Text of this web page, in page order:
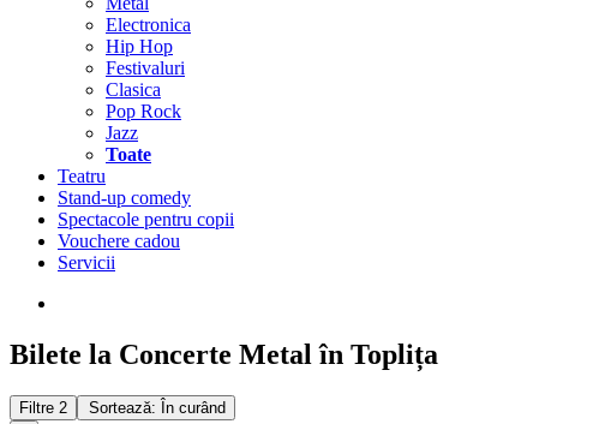
Electronica
Hip Hop
Festivaluri
Clasica
Pop Rock
Jazz
Toate
Teatru
Stand-up comedy
Spectacole pentru copii
Vouchere cadou
Servicii
Bilete la Concerte Metal în Toplița
Filtre 2
Sortează: În curând